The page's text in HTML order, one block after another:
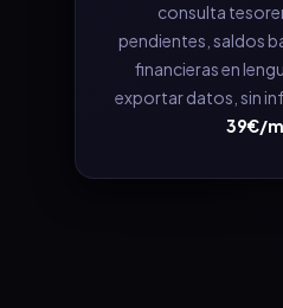
consulta
pendientes, saldos
financieras en
exportar datos, sin
39€/